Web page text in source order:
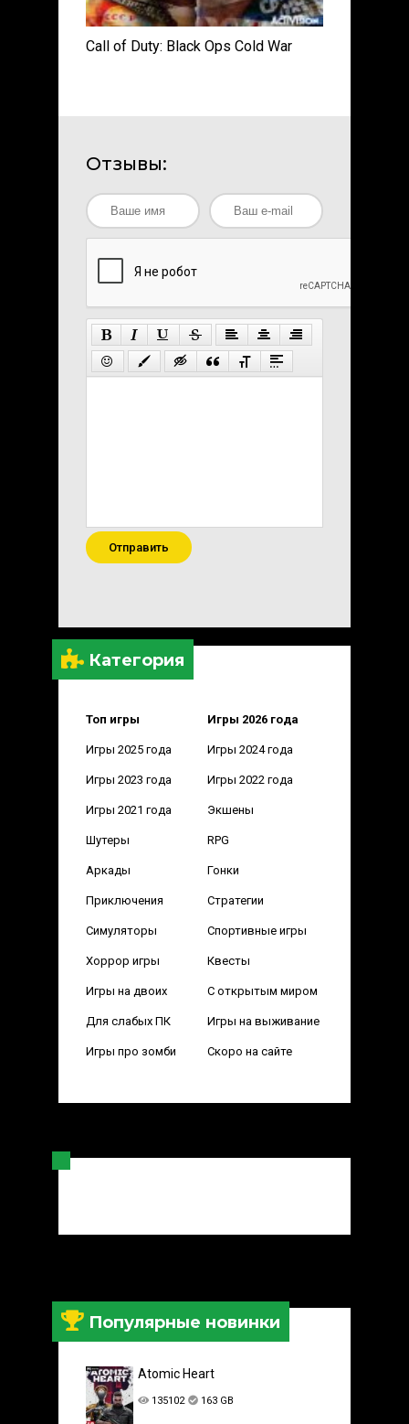
Категория
Топ игры Игры 2026 года
Игры 2025 года Игры 2024 года
Игры 2023 года Игры 2022 года
Игры 2021 года Экшены
Шутеры RPG
Аркады Гонки
Приключения Стратегии
Симуляторы Спортивные игры
Хоррор игры Квесты
Игры на двоих С открытым миром
Для слабых ПК Игры на выживание
Игры про зомби Скоро на сайте
Популярные новинки
Atomic Heart
135102 163 GB
Call of Duty: Black Ops Cold War
Отзывы:
Отправить